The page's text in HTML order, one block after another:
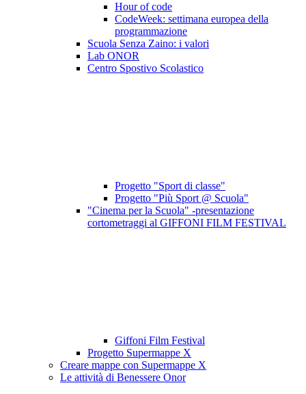
Hour of code
CodeWeek: settimana europea della
programmazione
Scuola Senza Zaino: i valori
Lab ONOR
Centro Spostivo Scolastico
Progetto "Sport di classe"
Progetto "Più Sport @ Scuola"
"Cinema per la Scuola" -presentazione
cortometraggi al GIFFONI FILM FESTIVAL
Giffoni Film Festival
Progetto Supermappe X
Creare mappe con Supermappe X
Le attività di Benessere Onor